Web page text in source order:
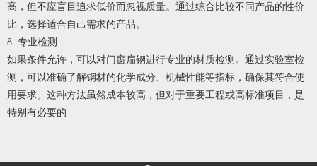
高，但不应盲目追求低价而忽视质量。通过综合比较不同产品的性价
比，选择适合自己需求的产品。
8. 专业检测
如果条件允许，可以对门窗扁钢进行专业的材质检测。通过实验室检
测，可以准确了解钢材的化学成分、机械性能等指标，确保其符合使
用要求。这种方法虽然成本较高，但对于重要工程或高标准项目，是
特别有必要的